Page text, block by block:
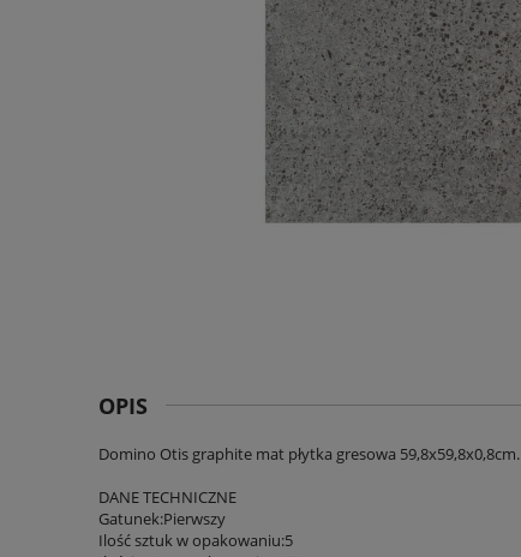
OPIS
Domino Otis graphite mat płytka gresowa 59,8x59,8x0,8cm.
DANE TECHNICZNE
Gatunek:Pierwszy
Ilość sztuk w opakowaniu:5